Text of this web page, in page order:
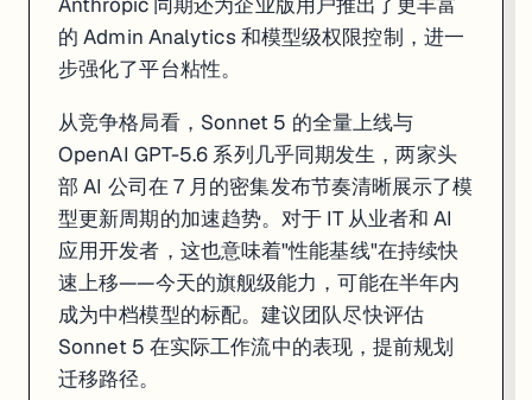
: Google Gemini Spark AI 代理扩展至 Mac，可直接操控
Gemini Spark 的 Mac 上线是 Google 在"AI 代理落地"战略上的重要节
的 Admin Analytics 和模型级权限控制，进一
步强化了平台粘性。
从竞争格局看，Sonnet 5 的全量上线与
OpenAI GPT-5.6 系列几乎同期发生，两家头
部 AI 公司在 7 月的密集发布节奏清晰展示了模
型更新周期的加速趋势。对于 IT 从业者和 AI
应用开发者，这也意味着"性能基线"在持续快
速上移——今天的旗舰级能力，可能在半年内
成为中档模型的标配。建议团队尽快评估
Sonnet 5 在实际工作流中的表现，提前规划
迁移路径。